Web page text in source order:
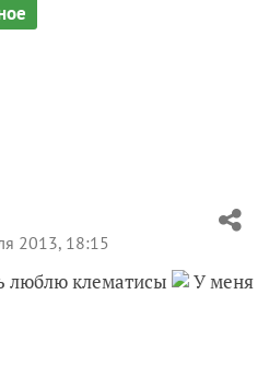
2013, 18:15
люблю клематисы
У меня